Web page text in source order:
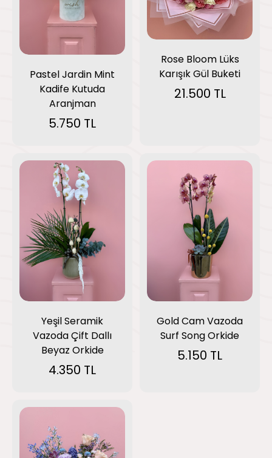
Pastel Jardin Mint
Kadife Kutuda
Aranjman
5.750 TL
Rose Bloom Lüks
Karışık Gül Buketi
21.500 TL
Yeşil Seramik
Vazoda Çift Dallı
Beyaz Orkide
4.350 TL
Gold Cam Vazoda
Surf Song Orkide
5.150 TL